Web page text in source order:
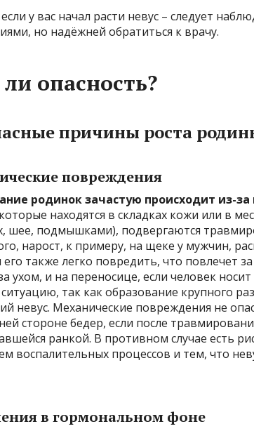
если у вас начал расти невус – следует
но надёжней обратиться к врачу.
ли опасность?
причины роста
повреждения
родинок зачастую происходит из-
находятся в складках кожи или в
шее, подмышками), подвергаются
нарост, к примеру, на щеке у мужчин,
также легко повредить, что повлечет
ухом, и на переносице, если человек
ситуацию, так как образование крупного
невус. Механические повреждения не
стороне бедер, если после
ранкой. В противном случае есть
воспалительных процессов и тем, что
в гормональном фоне